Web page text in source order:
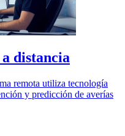
distancia
remota utiliza tecnología
y predicción de averías